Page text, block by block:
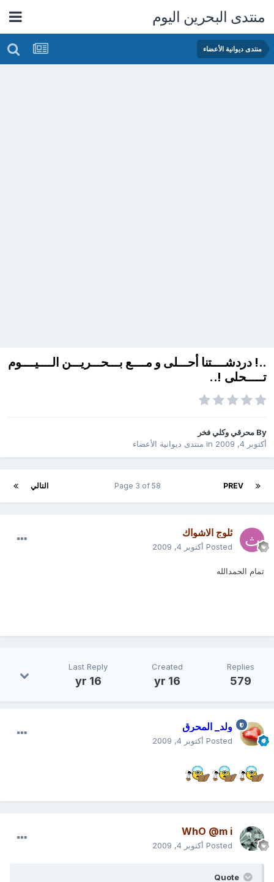
منتدى البحرين اليوم
منتدى ديوانية الأعضاء
..! دردشــــتنا أحـــلى و مــــع بـــحـــريـــن الــــيــــوم
تـــــحلى !..
By محرقي وكلي فخر
أكتوبر 4, 2009
in منتدى ديوانية الأعضاء
PREV التالي Page 3 of 58
ثلوج الاشواك
Posted أكتوبر 4, 2009
تمام الحمدالله
Replies
579
Created
16 yr
Last Reply
16 yr
ولد_ المحرق
Posted أكتوبر 4, 2009
WhO @m i
Posted أكتوبر 4, 2009